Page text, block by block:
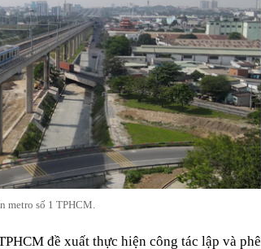
metro số 1 TPHCM.
đề xuất thực hiện công tác lập và phê